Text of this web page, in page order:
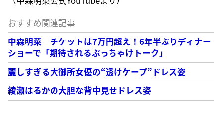
おすすめ関連記事
中森明菜 チケットは7万円超え！6年半ぶりディナー
ショーで「期待されるぶっちゃけトーク」
麗しすぎる大御所女優の“透けケープ”ドレス姿
綾瀬はるかの大胆な背中見せドレス姿